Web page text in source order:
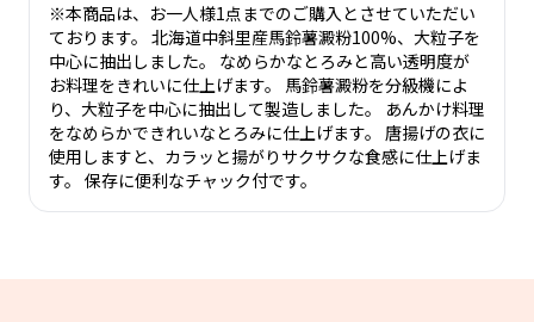
※本商品は、お一人様1点までのご購入とさせていただい
ております。 北海道中斜里産馬鈴薯澱粉100%、大粒子を
中心に抽出しました。 なめらかなとろみと高い透明度が
お料理をきれいに仕上げます。 馬鈴薯澱粉を分級機によ
り、大粒子を中心に抽出して製造しました。 あんかけ料理
をなめらかできれいなとろみに仕上げます。 唐揚げの衣に
使用しますと、カラッと揚がりサクサクな食感に仕上げま
す。 保存に便利なチャック付です。